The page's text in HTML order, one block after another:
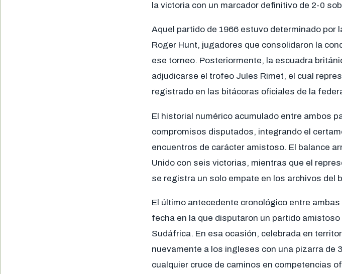
la victoria con un marcador definitivo de 2-0
Aquel partido de 1966 estuvo determinado por
Roger Hunt, jugadores que consolidaron la
ese torneo. Posteriormente, la escuadra
adjudicarse el trofeo Jules Rimet, el cual
registrado en las bitácoras oficiales de la
El historial numérico acumulado entre ambos
compromisos disputados, integrando el
encuentros de carácter amistoso. El balance
Unido con seis victorias, mientras que el
se registra un solo empate en los archivos del
El último antecedente cronológico entre
fecha en la que disputaron un partido
Sudáfrica. En esa ocasión, celebrada en
nuevamente a los ingleses con una pizarra de
cualquier cruce de caminos en competencias